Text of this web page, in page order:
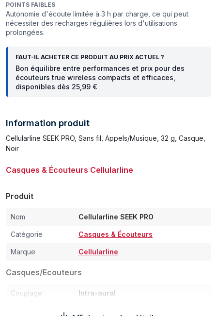
POINTS FAIBLES
Autonomie d'écoute limitée à 3 h par charge, ce qui peut
nécessiter des recharges régulières lors d'utilisations
prolongées.
FAUT-IL ACHETER CE PRODUIT AU PRIX ACTUEL ?
Bon équilibre entre performances et prix pour des
écouteurs true wireless compacts et efficaces,
disponibles dès 25,99 €
Information produit
Cellularline SEEK PRO, Sans fil, Appels/Musique, 32 g, Casque,
Noir
Casques & Écouteurs Cellularline
Produit
Nom Cellularline SEEK PRO
Catégorie Casques & Écouteurs
Marque Cellularline
Casques/Ecouteurs
Couplage
Intra-aural